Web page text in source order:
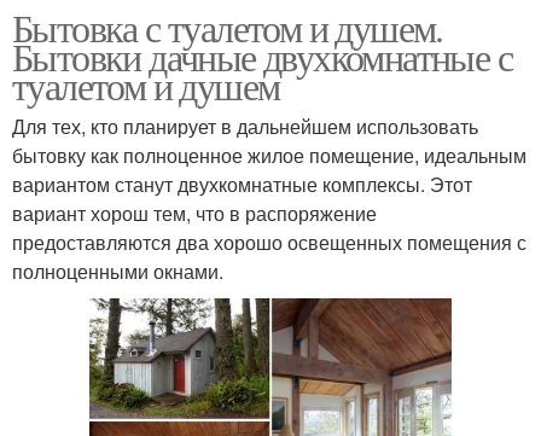
Бытовка с туалетом и душем.
Бытовки дачные двухкомнатные с
туалетом и душем
Для тех, кто планирует в дальнейшем использовать
бытовку как полноценное жилое помещение, идеальным
вариантом станут двухкомнатные комплексы. Этот
вариант хорош тем, что в распоряжение
предоставляются два хорошо освещенных помещения с
полноценными окнами.